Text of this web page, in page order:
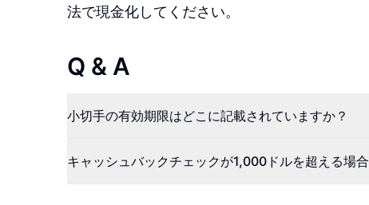
法で現金化してください。
Q & A
小切手の有効期限はどこに記載されていますか？
キャッシュバックチェックが1,000ドルを超える場